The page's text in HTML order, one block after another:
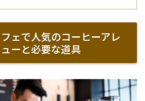
ェで人気のコーヒーアレ
ーと必要な道具